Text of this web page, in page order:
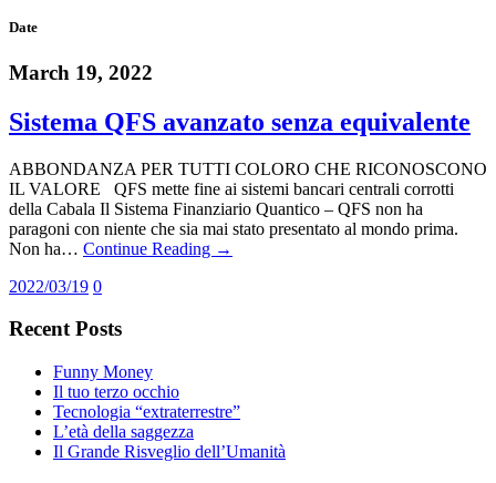
Date
March 19, 2022
Sistema QFS avanzato senza equivalente
ABBONDANZA PER TUTTI COLORO CHE RICONOSCONO
IL VALORE QFS mette fine ai sistemi bancari centrali corrotti
della Cabala Il Sistema Finanziario Quantico – QFS non ha
paragoni con niente che sia mai stato presentato al mondo prima.
Non ha… Continue Reading →
2022/03/19 0
Recent Posts
Funny Money
Il tuo terzo occhio
Tecnologia “extraterrestre”
L’età della saggezza
Il Grande Risveglio dell’Umanità